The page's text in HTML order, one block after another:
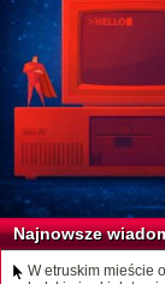
Najnowsze
W etruskim mieście